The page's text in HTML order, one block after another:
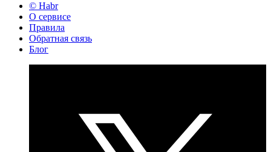
© Habr
О сервисе
Правила
Обратная связь
Блог